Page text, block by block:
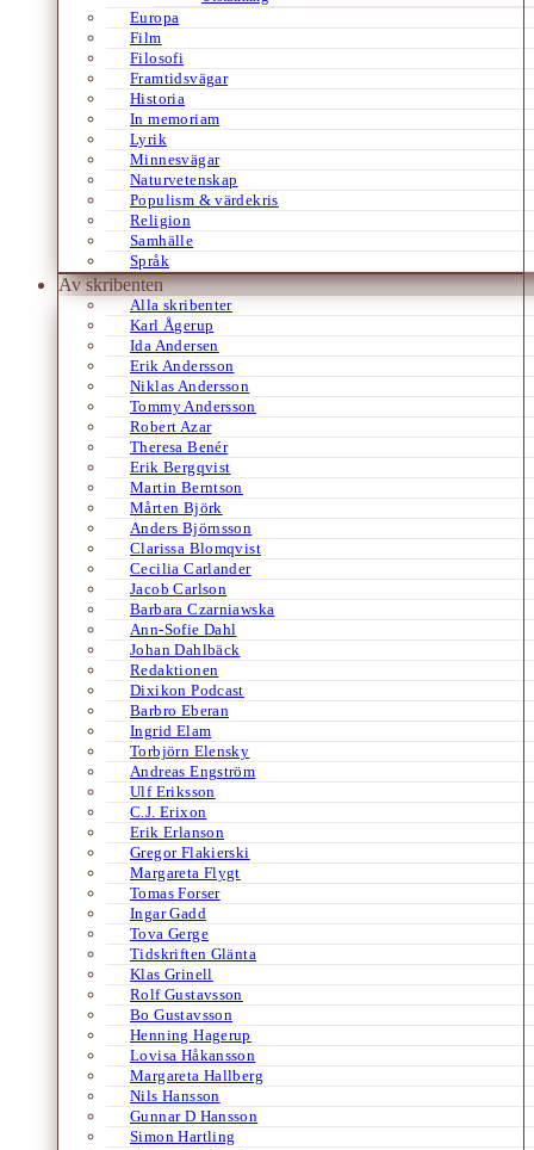
Europa
Film
Filosofi
Framtidsvägar
Historia
In memoriam
Lyrik
Minnesvägar
Naturvetenskap
Populism & värdekris
Religion
Samhälle
Språk
Av skribenten
Alla skribenter
Karl Ågerup
Ida Andersen
Erik Andersson
Niklas Andersson
Tommy Andersson
Robert Azar
Theresa Benér
Erik Bergqvist
Martin Berntson
Mårten Björk
Anders Björnsson
Clarissa Blomqvist
Cecilia Carlander
Jacob Carlson
Barbara Czarniawska
Ann-Sofie Dahl
Johan Dahlbäck
Redaktionen
Dixikon Podcast
Barbro Eberan
Ingrid Elam
Torbjörn Elensky
Andreas Engström
Ulf Eriksson
C.J. Erixon
Erik Erlanson
Gregor Flakierski
Margareta Flygt
Tomas Forser
Ingar Gadd
Tova Gerge
Tidskriften Glänta
Klas Grinell
Rolf Gustavsson
Bo Gustavsson
Henning Hagerup
Lovisa Håkansson
Margareta Hallberg
Nils Hansson
Gunnar D Hansson
Simon Hartling